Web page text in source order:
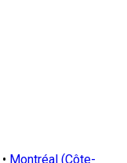
• Montréal (Côte-